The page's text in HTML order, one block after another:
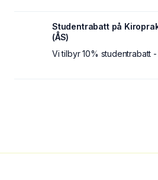
Studentrabatt på
(ÅS)
Vi tilbyr 10% studentrabatt